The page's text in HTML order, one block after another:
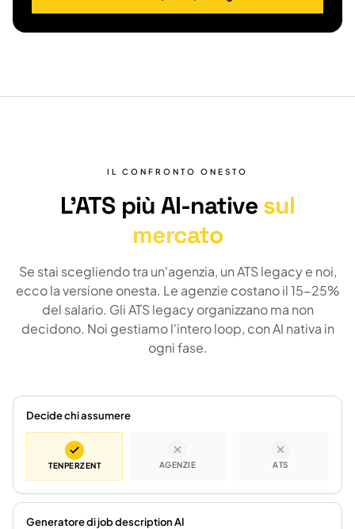
IL CONFRONTO ONESTO
L'ATS più AI-native sul
mercato
Se stai scegliendo tra un'agenzia, un ATS legacy e noi,
ecco la versione onesta. Le agenzie costano il 15-25%
del salario. Gli ATS legacy organizzano ma non
decidono. Noi gestiamo l'intero loop, con AI nativa in
ogni fase.
Decide chi assumere
TENPERZENT AGENZIE ATS
Generatore di job description AI